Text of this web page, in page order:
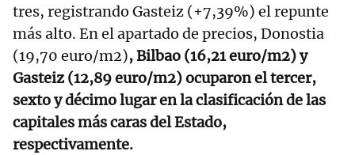
tres, registrando Gasteiz (+7,39%) el repunte
más alto. En el apartado de precios, Donostia
(19,70 euro/m2), Bilbao (16,21 euro/m2) y
Gasteiz (12,89 euro/m2) ocuparon el tercer,
sexto y décimo lugar en la clasificación de las
capitales más caras del Estado,
respectivamente.